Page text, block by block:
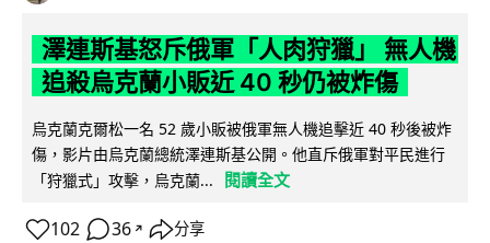
澤連斯基怒斥俄軍「人肉狩獵」 無人機
追殺烏克蘭小販近 40 秒仍被炸傷
烏克蘭克爾松一名 52 歲小販被俄軍無人機追擊近 40 秒後被炸
傷，影片由烏克蘭總統澤連斯基公開。他直斥俄軍對平民進行
「狩獵式」攻擊，烏克蘭...
閱讀全文
102 36 ↗ 分享